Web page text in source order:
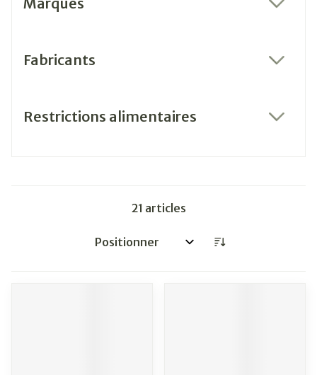
Fabricants
Restrictions alimentaires
21 articles
Trier par: